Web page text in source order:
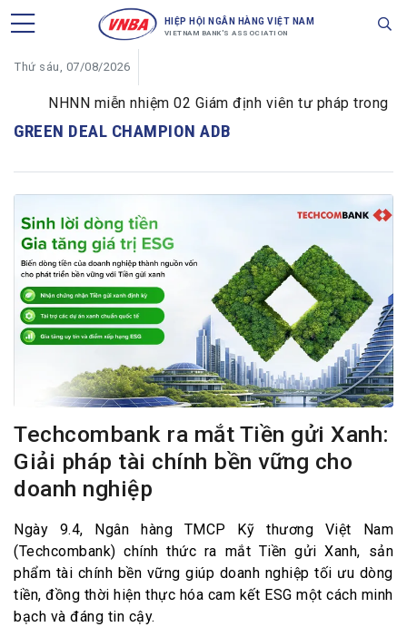
HIỆP HỘI NGÂN HÀNG VIỆT NAM
VIETNAM BANK'S ASSOCIATION
Thứ sáu, 07/08/2026
NHNN miễn nhiệm 02 Giám định viên tư pháp trong
GREEN DEAL CHAMPION ADB
Techcombank ra mắt Tiền gửi Xanh:
Giải pháp tài chính bền vững cho
doanh nghiệp
Ngày 9.4, Ngân hàng TMCP Kỹ thương Việt Nam
(Techcombank) chính thức ra mắt Tiền gửi Xanh, sản
phẩm tài chính bền vững giúp doanh nghiệp tối ưu dòng
tiền, đồng thời hiện thực hóa cam kết ESG một cách minh
bạch và đáng tin cậy.